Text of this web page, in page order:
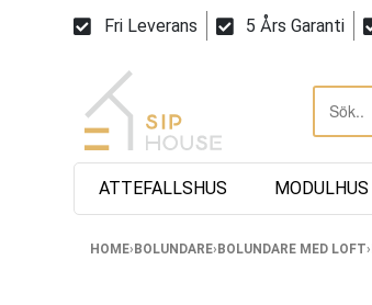
Fri Leverans 5 Års Garanti
ATTEFALLSHUS
MODULHUS
HOME› BOLUNDARE› BOLUNDARE MED LOFT›